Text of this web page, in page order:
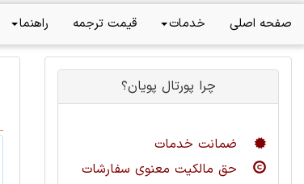
صفحه اصلی خدمات قیمت ترجمه راهنما
چرا پورتال پویان؟
ضمانت خدمات
حق مالکیت معنوی سفارشات